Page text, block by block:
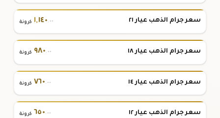
سعر جرام الذهب عيار ٢١ ١,١٤٠.٠٠ كرونة
سعر جرام الذهب عيار ١٨ ٩٨٠.٠٠ كرونة
سعر جرام الذهب عيار ١٤ ٧٦٠.٠٠ كرونة
سعر جرام الذهب عيار ١٢ ٦٥٠.٠٠ كرونة